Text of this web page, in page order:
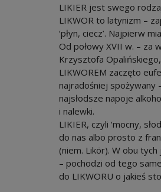
LIKIER jest swego
LIKWOR to latynizm –
‘płyn, ciecz’. Najpierw
Od połowy XVII w. – za
Krzysztofa
LIKWOREM zaczęto
najradośniej spożywany
najsłodsze napoje
i nalewki.
LIKIER, czyli ‘mocny,
do nas albo prosto z
(niem. Likör). W obu
– pochodzi od tego
do LIKWORU o jakieś